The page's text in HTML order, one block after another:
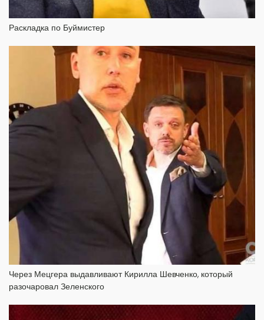
Раскладка по Буймистер
Через Мецгера выдавливают Кирилла Шевченко, который
разочаровал Зеленского